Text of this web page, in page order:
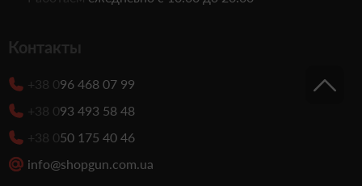
Контакты
+38 096 468 07 99
+38 093 493 58 48
+38 050 175 40 46
info@shopgun.com.ua